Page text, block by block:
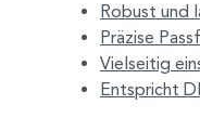
Robust und
Präzise
Vielseitig
Entspricht